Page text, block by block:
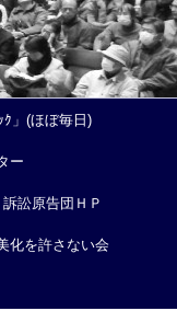
ｸ」(ほぼ毎日)
ー
訟原告団ＨＰ
化を許さない会